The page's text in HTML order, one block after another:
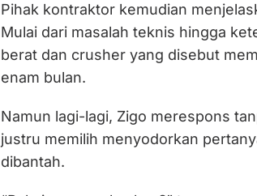
Pihak kontraktor kemudian
Mulai dari masalah teknis hingga
berat dan crusher yang disebut
enam bulan.
Namun lagi-lagi, Zigo merespons
justru memilih menyodorkan
dibantah.